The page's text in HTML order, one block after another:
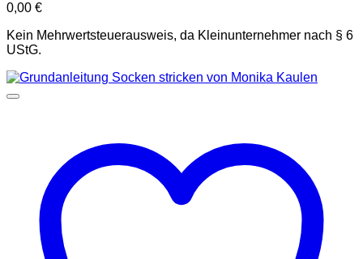
0,00 €
Kein Mehrwertsteuerausweis, da Kleinunternehmer nach § 6
UStG.